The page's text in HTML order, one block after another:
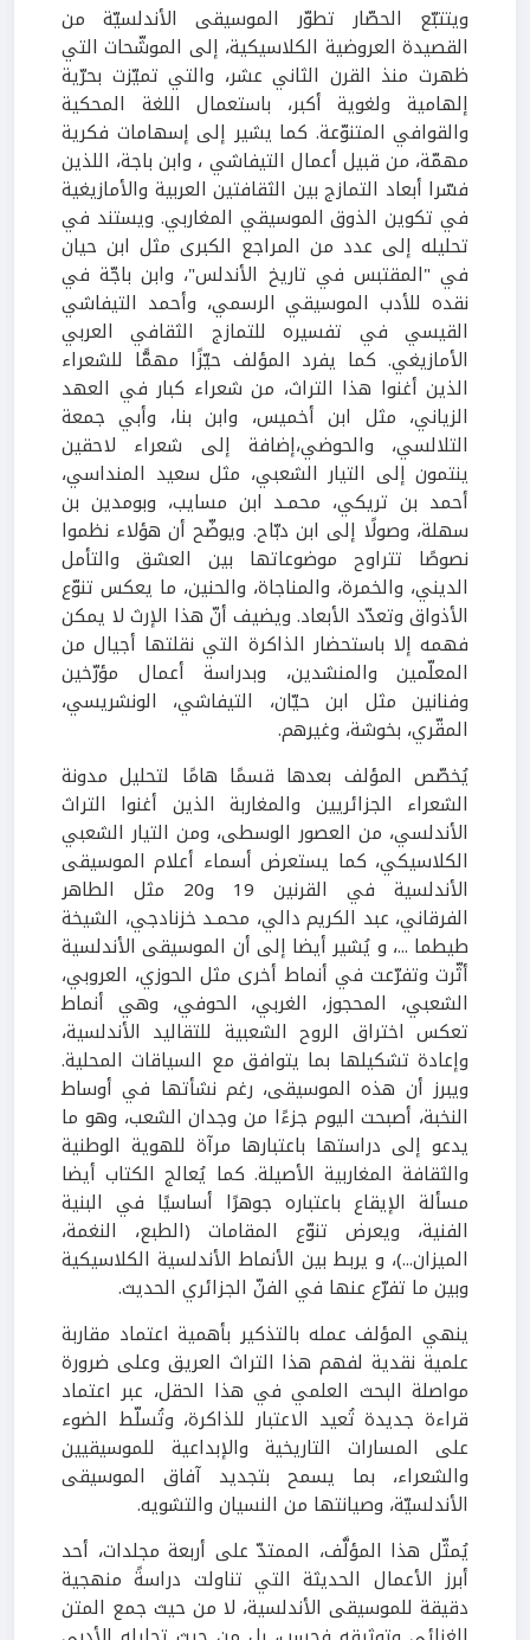
ويتتبّع الحصّار تطوّر الموسيقى الأندلسيّة من
القصيدة العروضية الكلاسيكية، إلى الموشّحات التي
ظهرت منذ القرن الثاني عشر، والتي تميّزت بحرّية
إلهامية ولغوية أكبر، باستعمال اللغة المحكية
والقوافي المتنوّعة. كما يشير إلى إسهامات فكرية
مهمّة، من قبيل أعمال التيفاشي ، وابن باجة، اللذين
فسّرا أبعاد التمازج بين الثقافتين العربية والأمازيغية
في تكوين الذوق الموسيقي المغاربي. ويستند في
تحليله إلى عدد من المراجع الكبرى مثل ابن حيان
في "المقتبس في تاريخ الأندلس"، وابن باجّة في
نقده للأدب الموسيقي الرسمي، وأحمد التيفاشي
القيسي في تفسيره للتمازج الثقافي العربي
الأمازيغي. كما يفرد المؤلف حيّزًا مهمًّا للشعراء
الذين أغنوا هذا التراث، من شعراء كبار في العهد
الزياني، مثل ابن أخميس، وابن بنا، وأبي جمعة
التلالسي، والحوضي،إضافة إلى شعراء لاحقين
ينتمون إلى التيار الشعبي، مثل سعيد المنداسي،
أحمد بن تريكي، محمـد ابن مسايب، وبومدين بن
سهلة، وصولًا إلى ابن دبّاح. ويوضّح أن هؤلاء نظموا
نصوصًا تتراوح موضوعاتها بين العشق والتأمل
الديني، والخمرة، والمناجاة، والحنين، ما يعكس تنوّع
الأذواق وتعدّد الأبعاد. ويضيف أنّ هذا الإرث لا يمكن
فهمه إلا باستحضار الذاكرة التي نقلتها أجيال من
المعلّمين والمنشدين، وبدراسة أعمال مؤرّخين
وفنانين مثل ابن حيّان، التيفاشي، الونشريسي،
المقّري، بخوشة، وغيرهم.
يُخصّص المؤلف بعدها قسمًا هامًا لتحليل مدونة
الشعراء الجزائريين والمغاربة الذين أغنوا التراث
الأندلسي، من العصور الوسطى، ومن التيار الشعبي
الكلاسيكي، كما يستعرض أسماء أعلام الموسيقى
الأندلسية في القرنين 19 و20
مثل الطاهر
الفرقاني، عبد الكريم دالي، محمـد خزنادجي، الشيخة
طيطما ...، و يُشير أيضا إلى أن الموسيقى الأندلسية
أثّرت وتفرّعت في أنماط أخرى مثل الحوزي، العروبي،
الشعبي، المحجوز، الغربي، الحوفي، وهي أنماط
تعكس اختراق الروح الشعبية للتقاليد الأندلسية،
وإعادة تشكيلها بما يتوافق مع السياقات المحلية.
ويبرز أن هذه الموسيقى، رغم نشأتها في أوساط
النخبة، أصبحت اليوم جزءًا من وجدان الشعب، وهو ما
يدعو إلى دراستها باعتبارها مرآة للهوية الوطنية
والثقافة المغاربية الأصيلة. كما يُعالج الكتاب أيضا
مسألة الإيقاع باعتباره جوهرًا أساسيًا في البنية
الفنية، ويعرض تنوّع المقامات (الطبع، النغمة،
الميزان...)، و يربط بين الأنماط الأندلسية الكلاسيكية
وبين ما تفرّع عنها في الفنّ الجزائري الحديث.
ينهي المؤلف عمله بالتذكير بأهمية اعتماد مقاربة
علمية نقدية لفهم هذا التراث العريق وعلى ضرورة
مواصلة البحث العلمي في هذا الحقل، عبر اعتماد
قراءة جديدة تُعيد الاعتبار للذاكرة، وتُسلّط الضوء
على المسارات التاريخية والإبداعية للموسيقيين
والشعراء، بما يسمح بتجديد آفاق الموسيقى
الأندلسيّة، وصيانتها من النسيان والتشويه.
يُمثّل هذا المؤلَّف، الممتدّ على أربعة مجلدات، أحد
أبرز الأعمال الحديثة التي تناولت دراسةً منهجية
دقيقة للموسيقى الأندلسية، لا من حيث جمع المتن